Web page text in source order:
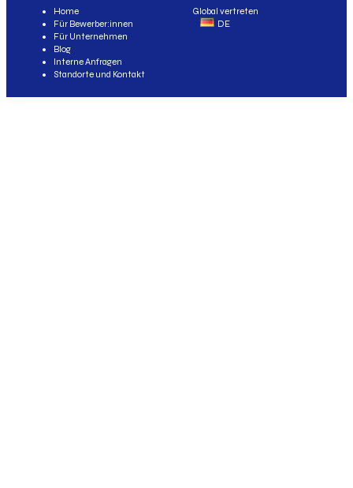
Global vertreten
DE
Home
Für Bewerber:innen
Für Unternehmen
Blog
Interne Anfragen
Standorte und Kontakt